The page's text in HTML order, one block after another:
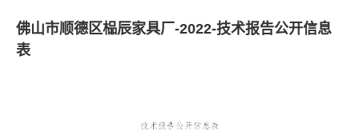
佛山市顺德区榀辰家具厂-2022-技术报告公开信息
表